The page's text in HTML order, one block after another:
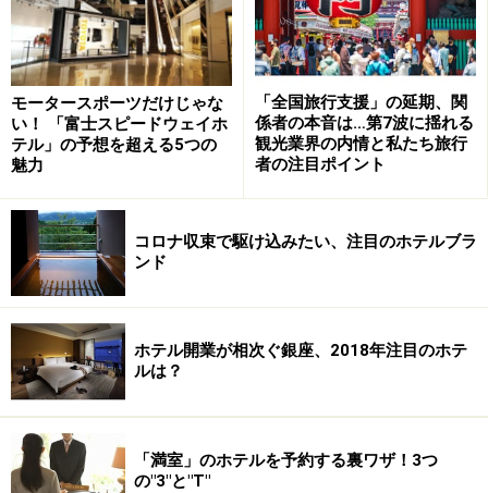
アンティーク家具はセットはずれが多いが、ここはセット
で揃う。その分価値が高い。
パルテノン神戸は滋賀県で営業している直輸入西洋アン
ティーク家具・建材店の「パルテノン滋賀」のチェーン
店。滋賀の店は広さ約2000平方メートルのショールーム
を持ち、家具の修理もやってくれるというアンティーク
モータースポーツだけじゃな
い！ 「富士スピードウェイホ
テル」の予想を超える5つの
魅力
「全国旅行支援」の延期、関
係者の本音は…第7波に揺れる
観光業界の内情と私たち旅行
者の注目ポイント
コロナ収束で駆け込みたい、注目のホテルブラ
ンド
ホテル開業が相次ぐ銀座、2018年注目のホテ
ルは？
「満室」のホテルを予約する裏ワザ！3つ
の"3"と"T"